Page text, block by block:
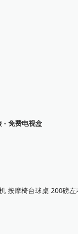
- 免费电视盒
按摩椅台球桌 200磅左